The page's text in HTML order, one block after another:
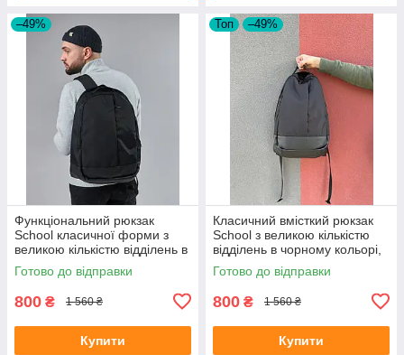
–49%
Функціональний рюкзак
School класичної форми з
великою кількістю відділень в
чорному кольорі, 30л
Готово до відправки
800 ₴ 1 560 ₴
Купити
Топ –49%
Класичний вмісткий рюкзак
School з великою кількістю
відділень в чорному кольорі,
30л
Готово до відправки
800 ₴ 1 560 ₴
Купити